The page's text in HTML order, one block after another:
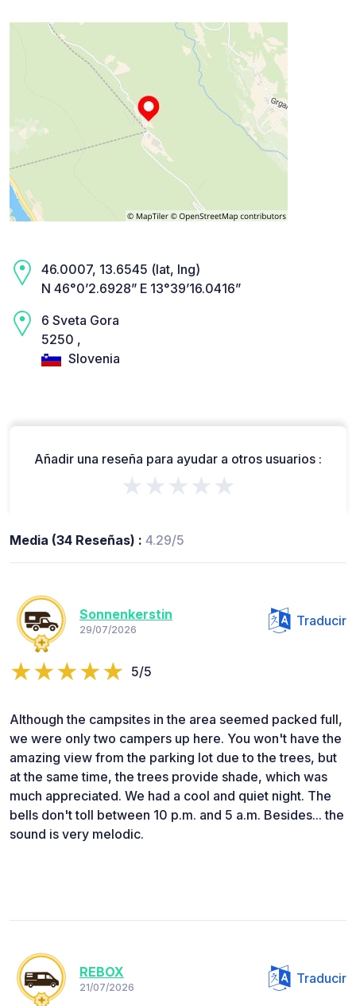
46.0007, 13.6545 (lat, lng)
N 46°0’2.6928” E 13°39’16.0416”
6 Sveta Gora
5250 ,
Slovenia
Añadir una reseña para ayudar a otros usuarios :
★★★★★
Media (34 Reseñas) : 4.29/5
Sonnenkerstin
29/07/2026
Traducir
5/5
Although the campsites in the area seemed packed full,
we were only two campers up here. You won't have the
amazing view from the parking lot due to the trees, but
at the same time, the trees provide shade, which was
much appreciated. We had a cool and quiet night. The
bells don't toll between 10 p.m. and 5 a.m. Besides... the
sound is very melodic.
REBOX
21/07/2026
Traducir